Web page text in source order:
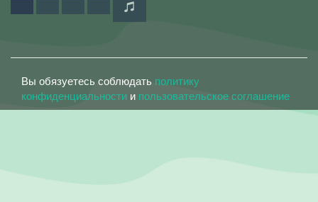
Вы обязуетесь соблюдать политику
конфиденциальности и пользовательское соглашение